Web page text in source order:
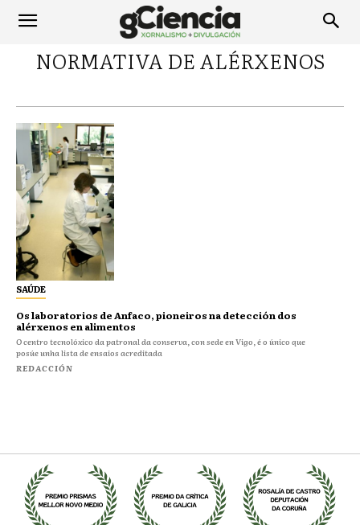
NORMATIVA DE ALÉRXENOS
SAÚDE
Os laboratorios de Anfaco, pioneiros na detección dos
alérxenos en alimentos
O centro tecnolóxico da patronal da conserva, con sede en Vigo, é o único que
posúe unha lista de ensaios acreditada
REDACCIÓN